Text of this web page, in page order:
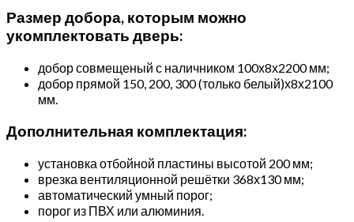
Размер добора, которым можно
укомплектовать дверь:
добор совмещеный с наличником 100х8х2200 мм;
добор прямой 150, 200, 300 (только белый)х8х2100
мм.
Дополнительная комплектация:
установка отбойной пластины высотой 200 мм;
врезка вентиляционной решётки 368х130 мм;
автоматический умный порог;
порог из ПВХ или алюминия.